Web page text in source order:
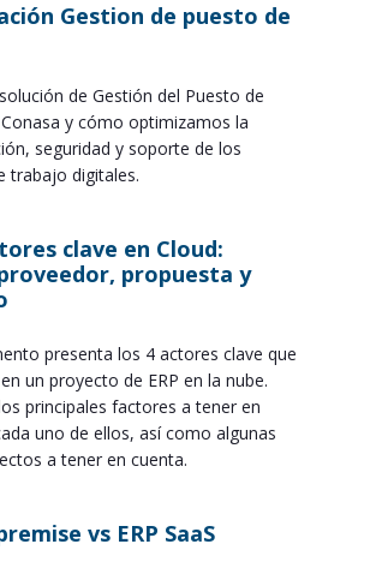
Gestion de puesto de
de Gestión del Puesto de
y cómo optimizamos la
seguridad y soporte de los
trabajo digitales.
clave en Cloud:
propuesta y
presenta los 4 actores clave que
un proyecto de ERP en la nube.
principales factores a tener en
uno de ellos, así como algunas
a tener en cuenta.
vs ERP SaaS